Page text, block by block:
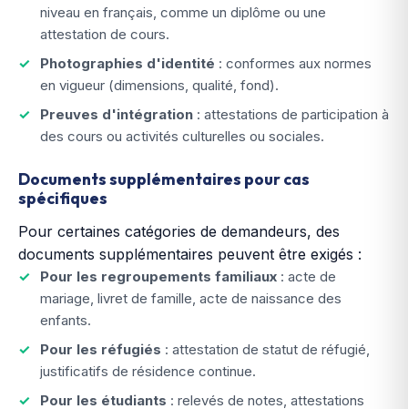
niveau en français, comme un diplôme ou une
attestation de cours.
Photographies d'identité : conformes aux normes
en vigueur (dimensions, qualité, fond).
Preuves d'intégration : attestations de participation à
des cours ou activités culturelles ou sociales.
Documents supplémentaires pour cas
spécifiques
Pour certaines catégories de demandeurs, des
documents supplémentaires peuvent être exigés :
Pour les regroupements familiaux : acte de
mariage, livret de famille, acte de naissance des
enfants.
Pour les réfugiés : attestation de statut de réfugié,
justificatifs de résidence continue.
Pour les étudiants : relevés de notes, attestations